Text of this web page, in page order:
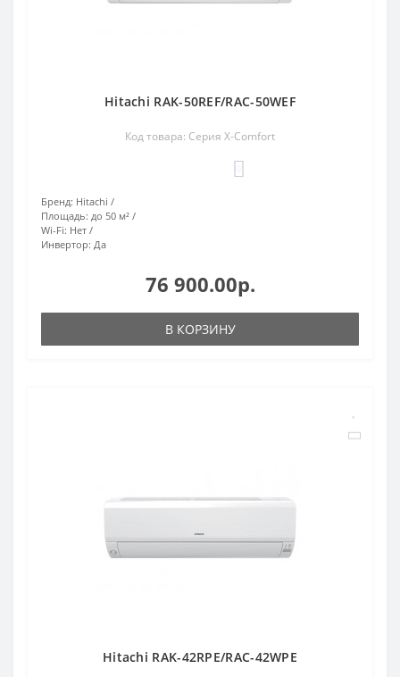
Hitachi RAK-50REF/RAC-50WEF
Код товара: Серия X-Comfort
Бренд: Hitachi
Площадь: до 50 м²
Wi-Fi: Нет
Инвертор: Да
76 900.00р.
В КОРЗИНУ
Hitachi RAK-42RPE/RAC-42WPE